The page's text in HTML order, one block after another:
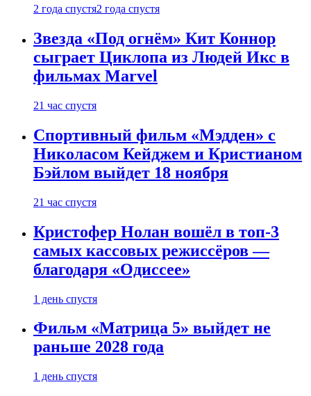
2 года спустя2 года спустя
Звезда «Под огнём» Кит Коннор
сыграет Циклопа из Людей Икс в
фильмах Marvel
21 час спустя
Спортивный фильм «Мэдден» с
Николасом Кейджем и Кристианом
Бэйлом выйдет 18 ноября
21 час спустя
Кристофер Нолан вошёл в топ-3
самых кассовых режиссёров —
благодаря «Одиссее»
1 день спустя
Фильм «Матрица 5» выйдет не
раньше 2028 года
1 день спустя